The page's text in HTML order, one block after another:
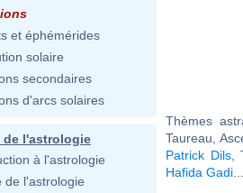
et éphémérides
solaire
secondaires
d'arcs solaires
de l'astrologie
à l'astrologie
de l'astrologie
Thèmes
Taureau,
Patrick Dils,
Hafida Gadi